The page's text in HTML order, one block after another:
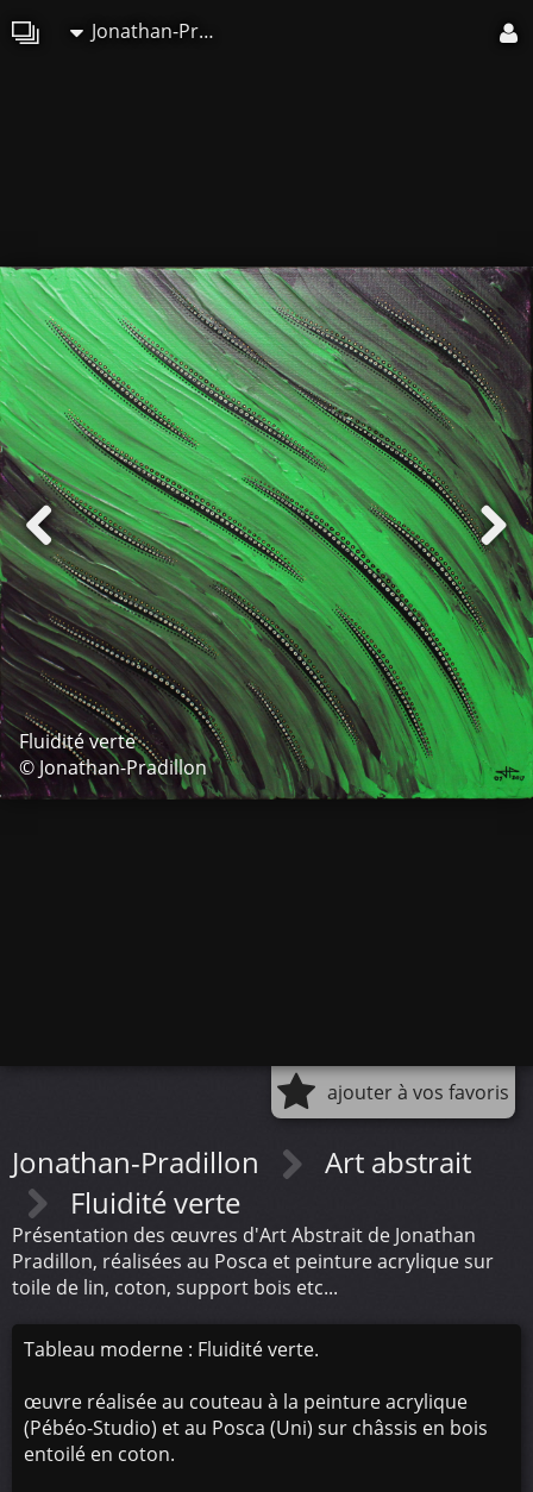
Jonathan-Pradillon
Fluidité verte
© Jonathan-Pradillon
ajouter à vos favoris
Jonathan-Pradillon
Art abstrait
Fluidité verte
Présentation des œuvres d'Art Abstrait de Jonathan
Pradillon, réalisées au Posca et peinture acrylique sur
toile de lin, coton, support bois etc...
Tableau moderne : Fluidité verte.
œuvre réalisée au couteau à la peinture acrylique
(Pébéo-Studio) et au Posca (Uni) sur châssis en bois
entoilé en coton.